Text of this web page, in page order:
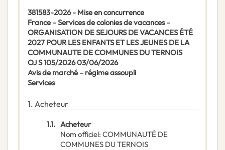
381583-2026 - Mise en concurrence
France – Services de colonies de vacances –
ORGANISATION DE SEJOURS DE VACANCES ÉTÉ
2027 POUR LES ENFANTS ET LES JEUNES DE LA
COMMUNAUTE DE COMMUNES DU TERNOIS
OJ S 105/2026 03/06/2026
Avis de marché – régime assoupli
Services
1. Acheteur
1.1. Acheteur
Nom officiel: COMMUNAUTÉ DE
COMMUNES DU TERNOIS